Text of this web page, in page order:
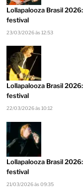
Lollapalooza Brasil
festival
23/03/2026 às 12:53
Lollapalooza Brasil
festival
22/03/2026 às 10:12
Lollapalooza Brasil
festival
21/03/2026 às 09:35